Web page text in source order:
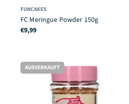
FUNCAKES
FC Meringue Powder 150g
Regulärer
€9,99
AUSVERKAUFT